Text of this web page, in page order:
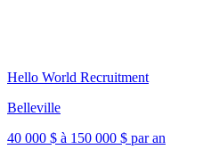
Hello World Recruitment
Belleville
40 000 $ à 150 000 $ par an